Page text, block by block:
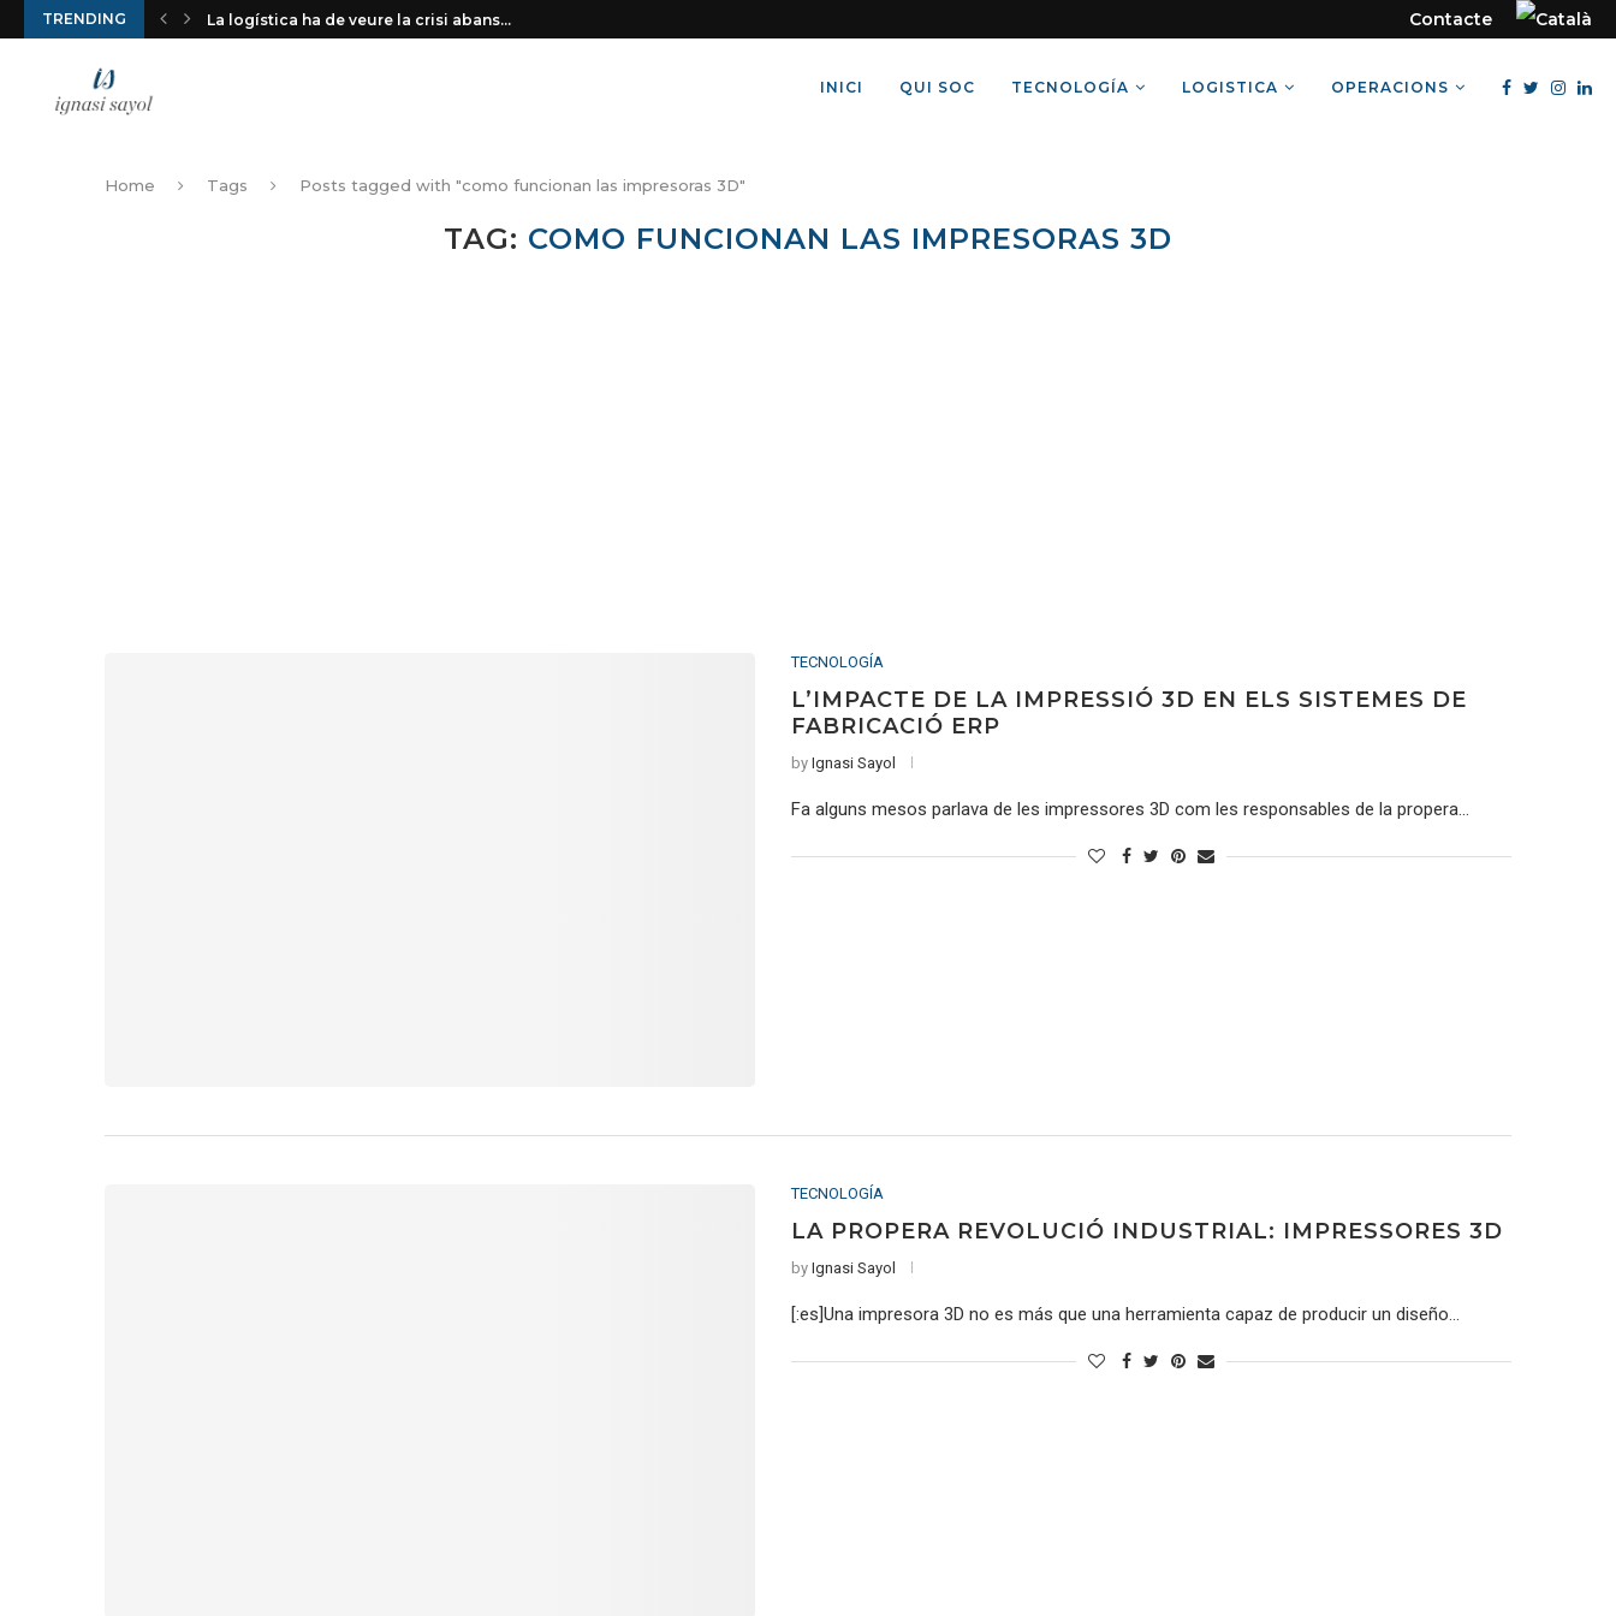
TRENDING La logística ha de veure la crisi abans... Contacte
INICI QUI SOC TECNOLOGÍA LOGISTICA OPERACIONS
Home Tags Posts tagged with "como funcionan las impresoras 3D"
TAG: COMO FUNCIONAN LAS IMPRESORAS 3D
TECNOLOGÍA
L’IMPACTE DE LA IMPRESSIÓ 3D EN ELS SISTEMES DE
FABRICACIÓ ERP
byIgnasi Sayol
Fa alguns mesos parlava de les impressores 3D com les responsables de la propera…
TECNOLOGÍA
LA PROPERA REVOLUCIÓ INDUSTRIAL: IMPRESSORES 3D
byIgnasi Sayol
[:es]Una impresora 3D no es más que una herramienta capaz de producir un diseño…